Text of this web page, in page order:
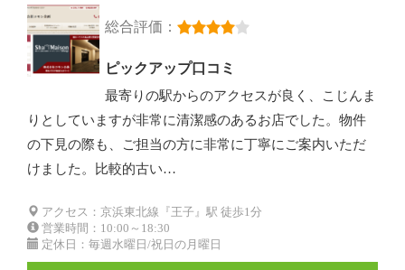
総合評価：
ピックアップ口コミ
最寄りの駅からのアクセスが良く、こじんま
りとしていますが非常に清潔感のあるお店でした。物件
の下見の際も、ご担当の方に非常に丁寧にご案内いただ
けました。比較的古い…
アクセス：京浜東北線『王子』駅 徒歩1分
営業時間：10:00～18:30
定休日：毎週水曜日/祝日の月曜日